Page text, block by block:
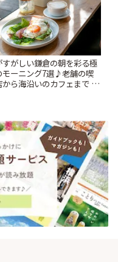
すがしい鎌倉の朝を彩る極
モーニング7選♪老舗の喫
から海沿いのカフェまで |